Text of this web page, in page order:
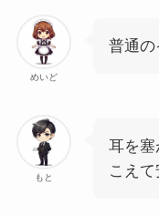
めいど
普通の
もと
耳を塞
こえて